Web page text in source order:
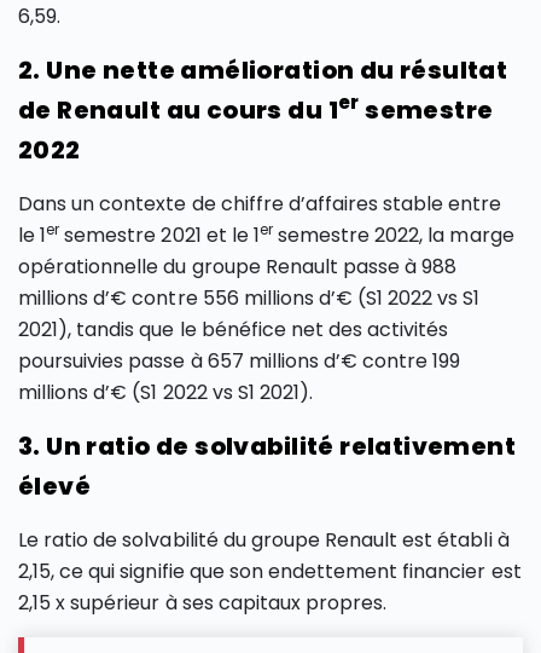
6,59.
2. Une nette amélioration du résultat
de Renault au cours du 1er semestre
2022
Dans un contexte de chiffre d’affaires stable entre
le 1er semestre 2021 et le 1ersemestre 2022, la marge
opérationnelle du groupe Renault passe à 988
millions d’€ contre 556 millions d’€ (S1 2022 vs S1
2021), tandis que le bénéfice net des activités
poursuivies passe à 657 millions d’€ contre 199
millions d’€ (S1 2022 vs S1 2021).
3. Un ratio de solvabilité relativement
élevé
Le ratio de solvabilité du groupe Renault est établi à
2,15, ce qui signifie que son endettement financier est
2,15 x supérieur à ses capitaux propres.